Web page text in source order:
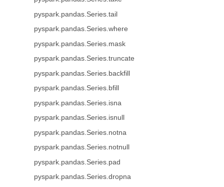
pyspark.pandas.Series.tail
pyspark.pandas.Series.where
pyspark.pandas.Series.mask
pyspark.pandas.Series.truncate
pyspark.pandas.Series.backfill
pyspark.pandas.Series.bfill
pyspark.pandas.Series.isna
pyspark.pandas.Series.isnull
pyspark.pandas.Series.notna
pyspark.pandas.Series.notnull
pyspark.pandas.Series.pad
pyspark.pandas.Series.dropna